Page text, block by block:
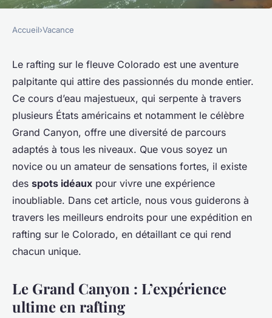
Quels sont les meilleurs spots
pour une aventure en rafting
sur le fleuve Colorado, USA?
Rayan• 2 octobre 2024 •6 min de lecture
Accueil›Vacance
Le rafting sur le fleuve Colorado est une aventure
palpitante qui attire des passionnés du monde entier.
Ce cours d’eau majestueux, qui serpente à travers
plusieurs États américains et notamment le célèbre
Grand Canyon, offre une diversité de parcours
adaptés à tous les niveaux. Que vous soyez un
novice ou un amateur de sensations fortes, il existe
des spots idéaux pour vivre une expérience
inoubliable. Dans cet article, nous vous guiderons à
travers les meilleurs endroits pour une expédition en
rafting sur le Colorado, en détaillant ce qui rend
chacun unique.
Le Grand Canyon : L’expérience
ultime en rafting